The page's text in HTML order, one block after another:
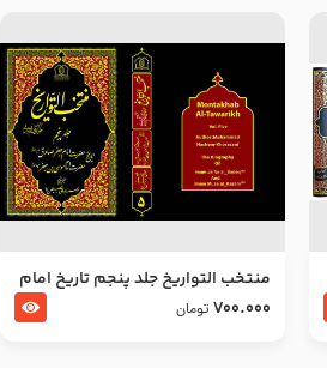
منتخب التواریخ جلد پنجم تاریخ امام
جعفر صادق و امام موسی بن جعفر
700.000 تومان